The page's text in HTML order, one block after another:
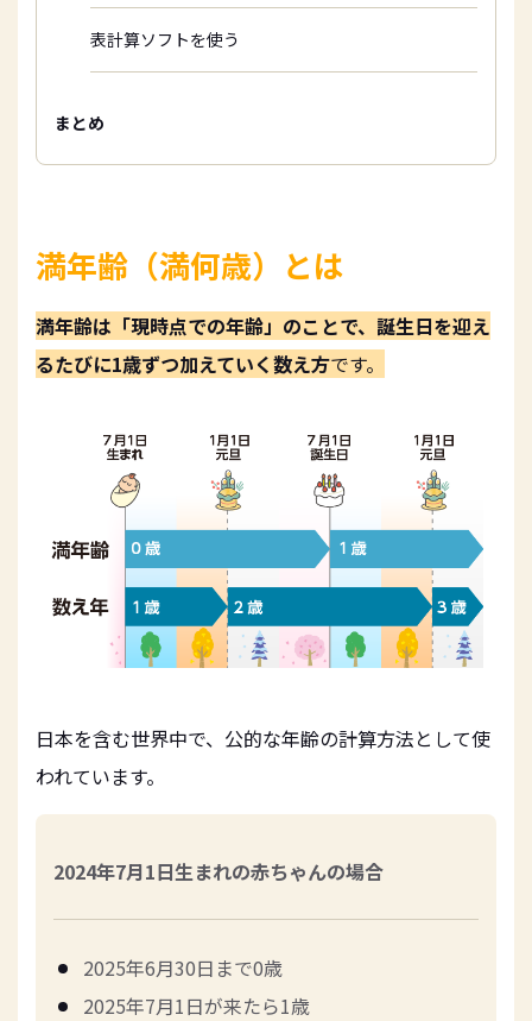
表計算ソフトを使う
まとめ
満年齢（満何歳）とは
満年齢は「現時点での年齢」のことで、誕生日を迎え
るたびに1歳ずつ加えていく数え方です。
日本を含む世界中で、公的な年齢の計算方法として使
われています。
2024年7月1日生まれの赤ちゃんの場合
2025年6月30日まで0歳
2025年7月1日が来たら1歳